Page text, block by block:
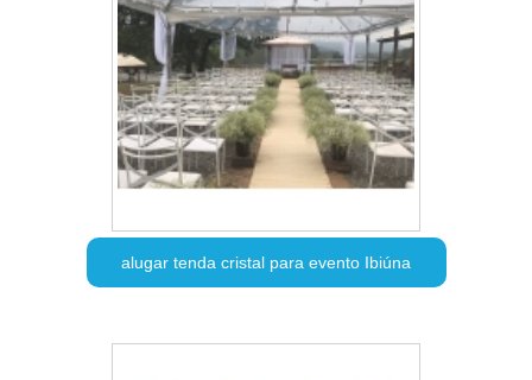
alugar tenda cristal para evento Ibiúna